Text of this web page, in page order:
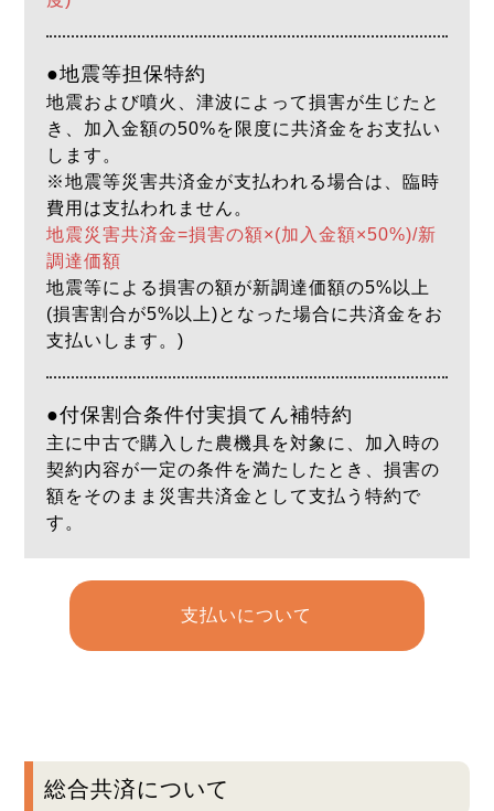
●地震等担保特約
地震および噴火、津波によって損害が生じたと
き、加入金額の50%を限度に共済金をお支払い
します。
※地震等災害共済金が支払われる場合は、臨時
費用は支払われません。
地震災害共済金=損害の額×(加入金額×50%)/新
調達価額
地震等による損害の額が新調達価額の5%以上
(損害割合が5%以上)となった場合に共済金をお
支払いします。)
●付保割合条件付実損てん補特約
主に中古で購入した農機具を対象に、加入時の
契約内容が一定の条件を満たしたとき、損害の
額をそのまま災害共済金として支払う特約で
す。
支払いについて
総合共済について